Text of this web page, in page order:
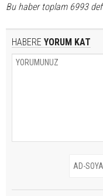
Bu haber toplam 6993
HABERE YORUM KAT